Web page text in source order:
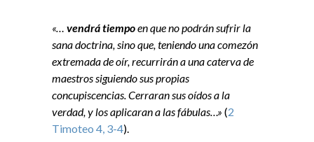
«… vendrá tiempoen que no podrán sufrir la
sana doctrina, sino que, teniendo una comezón
extremada de oír, recurrirán a una caterva de
maestros siguiendo sus propias
concupiscencias. Cerraran sus oídos a la
verdad, y los aplicaran a las fábulas…» (2
Timoteo 4, 3-4).